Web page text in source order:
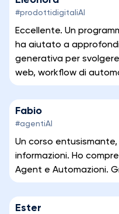
#prodottidigitaliAI
Eccellente. Un
ha aiutato a
generativa per
web, workflow di
Fabio
#agentiAI
Un corso
informazioni. Ho
Agent e Automazioni.
Ester